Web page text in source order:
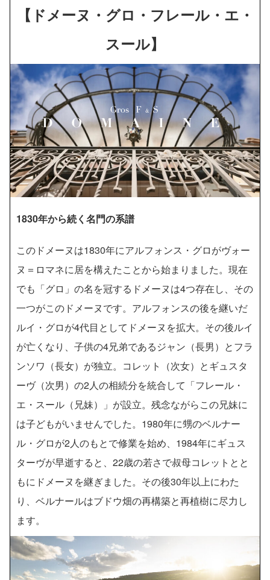
【ドメーヌ・グロ・フレール・エ・
スール】
1830年から続く名門の系譜
このドメーヌは1830年にアルフォンス・グロがヴォー
ヌ＝ロマネに居を構えたことから始まりました。現在
でも「グロ」の名を冠するドメーヌは4つ存在し、その
一つがこのドメーヌです。アルフォンスの後を継いだ
ルイ・グロが4代目としてドメーヌを拡大。その後ルイ
が亡くなり、子供の4兄弟であるジャン（長男）とフラ
ンソワ（長女）が独立。コレット（次女）とギュスタ
ーヴ（次男）の2人の相続分を統合して「フレール・
エ・スール（兄妹）」が設立。残念ながらこの兄妹に
は子どもがいませんでした。1980年に甥のベルナー
ル・グロが2人のもとで修業を始め、1984年にギュス
ターヴが早逝すると、22歳の若さで叔母コレットとと
もにドメーヌを継ぎました。その後30年以上にわた
り、ベルナールはブドウ畑の再構築と再植樹に尽力し
ます。